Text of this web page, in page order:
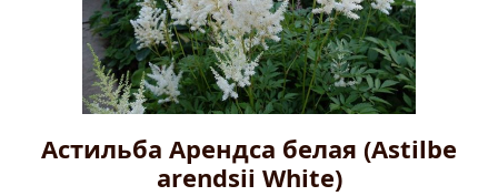
Астильба Арендса белая (Astilbe
arendsii White)